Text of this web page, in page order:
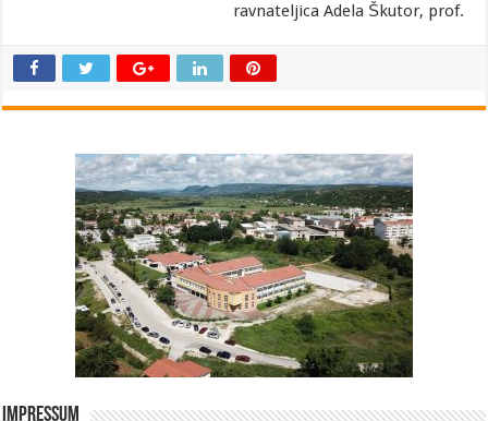
ravnateljica Adela Škutor, prof.
Impressum